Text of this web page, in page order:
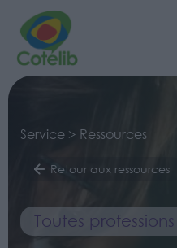
Service > Ressources
Retour aux ressources
Toutes professions